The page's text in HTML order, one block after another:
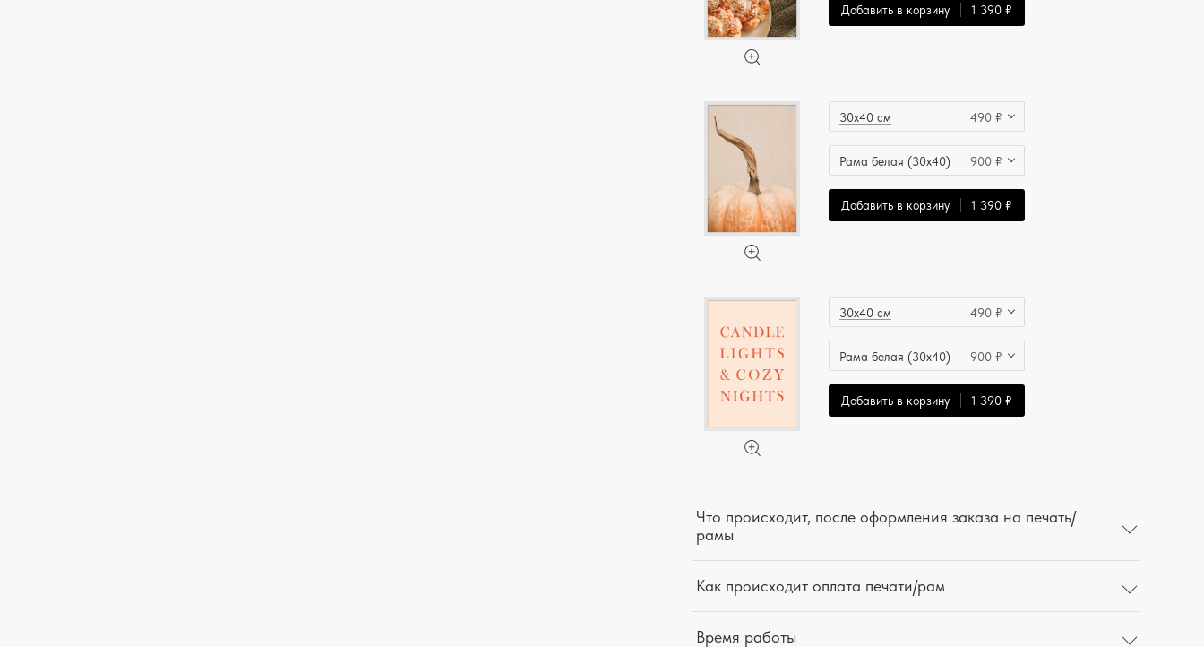
Добавить в корзину 1 390 ₽
30x40 см 490 ₽
Рама белая (30x40) 900 ₽
Добавить в корзину 1 390 ₽
30x40 см 490 ₽
Рама белая (30x40) 900 ₽
Добавить в корзину 1 390 ₽
Что происходит, после оформления заказа на печать/
рамы
Как происходит оплата печати/рам
Время работы